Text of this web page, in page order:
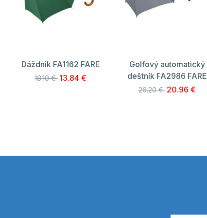
Dáždnik FA1162 FARE
18.10 € 13.84 €
Golfový automatický
deštník FA2986 FARE
26.20 € 20.96 €